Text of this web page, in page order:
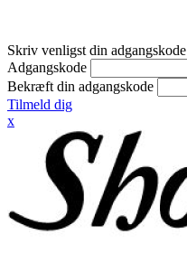
Skriv venligst din adgangskode
Adgangskode
Bekræft din adgangskode
Tilmeld dig
x